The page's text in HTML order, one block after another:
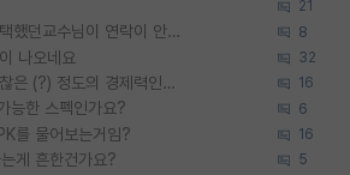
21
석박사 과정 합격하고, 컨택했던교수님이 연락이 안됩니다... 8
나오네요 32
박사진학하기에 2억은 괜찮은 (?) 정도의 경제력인가요 16
능한 스펙인가요? 6
를 물어보는거임? 16
게 흔한건가요? 5